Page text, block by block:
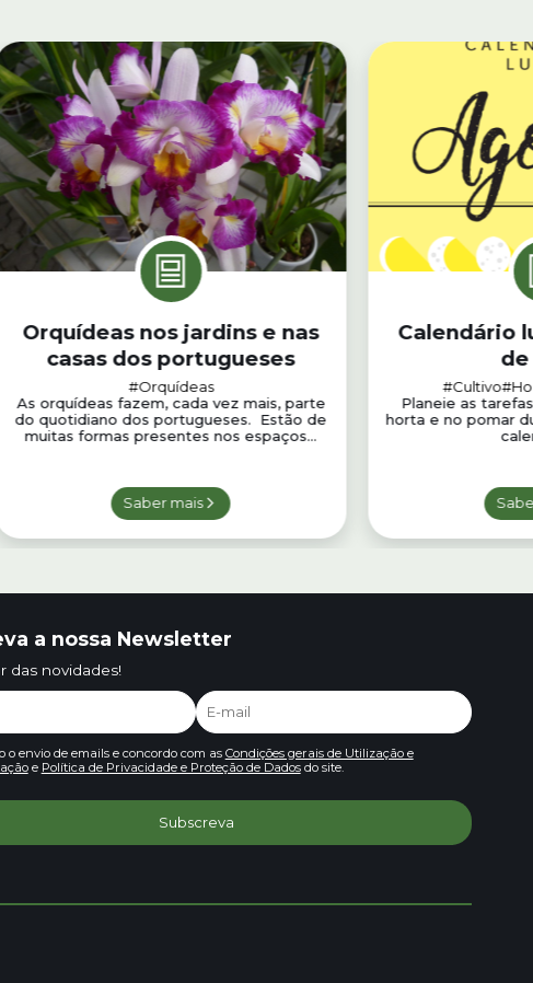
Orquídeas nos jardins e nas
casas dos portugueses
#Orquídeas
As orquídeas fazem, cada vez mais, parte
do quotidiano dos portugueses. Estão de
muitas formas presentes nos espaços...
Saber mais
Calendário
de
#Cultivo
Planeie as
horta e no pomar
a nossa Newsletter
das novidades!
o envio de emails e concordo com as Condições gerais de Utilização e
e Política de Privacidade e Proteção de Dadosdo site.